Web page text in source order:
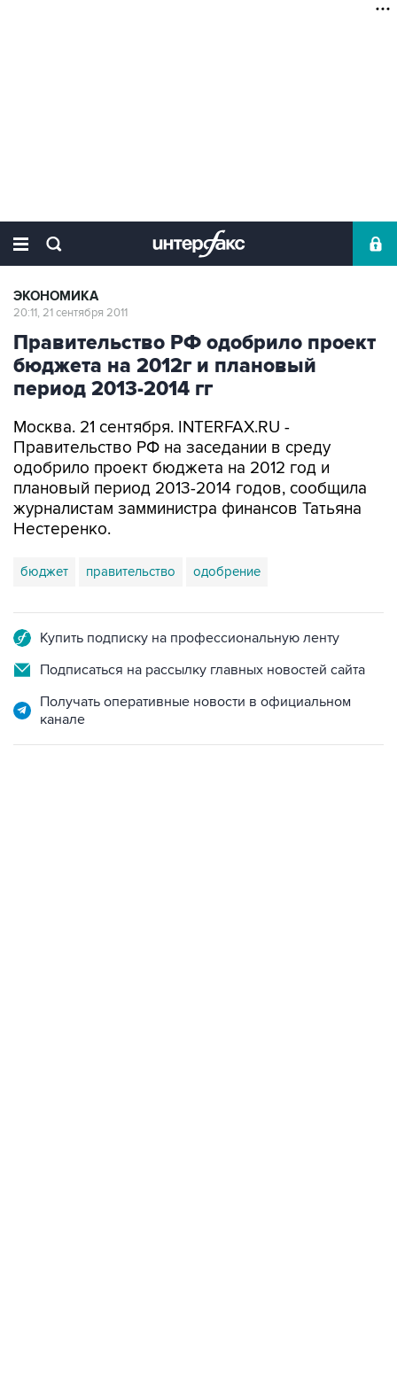
ЭКОНОМИКА
20:11, 21 сентября 2011
Правительство РФ одобрило проект
бюджета на 2012г и плановый
период 2013-2014 гг
Москва. 21 сентября. INTERFAX.RU -
Правительство РФ на заседании в среду
одобрило проект бюджета на 2012 год и
плановый период 2013-2014 годов, сообщила
журналистам замминистра финансов Татьяна
Нестеренко.
бюджет правительство одобрение
Купить подписку на профессиональную ленту
Подписаться на рассылку главных новостей сайта
Получать оперативные новости в официальном
канале